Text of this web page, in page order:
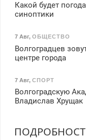
Какой будет
синоптики
7 Авг, ОБЩЕСТВО
Волгоградцев
центре города
7 Авг, СПОРТ
Волгоградскую
Владислав Хрущак